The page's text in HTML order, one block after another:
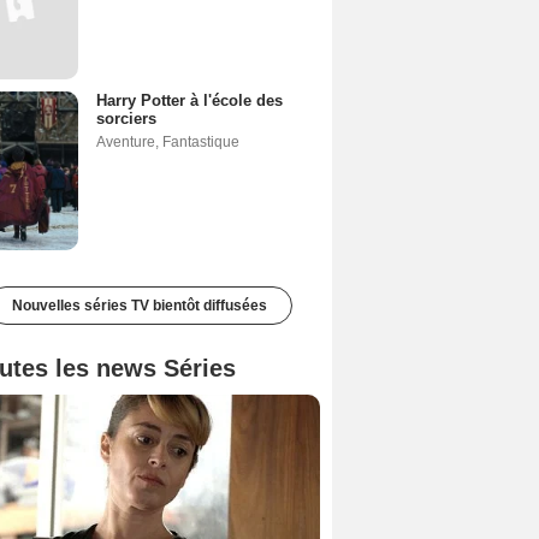
Harry Potter à l'école des
sorciers
Aventure, Fantastique
Nouvelles séries TV bientôt diffusées
les news Séries